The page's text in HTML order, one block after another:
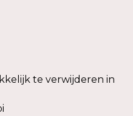
te verwijderen in